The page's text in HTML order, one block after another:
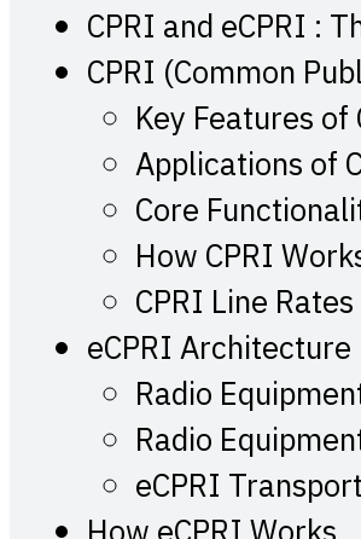
CPRI and eCPRI :
CPRI (Common
Key Features of
Applications of
Core
How CPRI
CPRI Line Rates
eCPRI Architecture
Radio
Radio
eCPRI